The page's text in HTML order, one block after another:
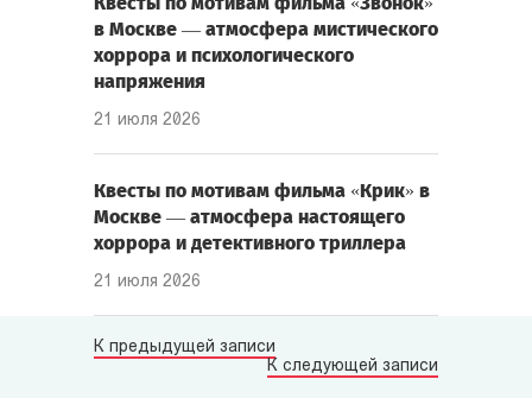
в Москве — атмосфера мистического
хоррора и психологического
напряжения
21 июля 2026
Квесты по мотивам фильма «Крик» в
Москве — атмосфера настоящего
хоррора и детективного триллера
21 июля 2026
К предыдущей записи
К следующей записи